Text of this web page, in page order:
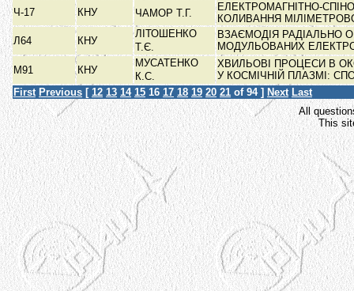
Ч-17
КНУ ЧАМОР Т.Г.
ЕЛЕКТРОМАГНІТНО-
КОЛИВАННЯ
Л64
КНУ
ЛІТОШЕНКО
Т.Є.
ВЗАЄМОДІЯ РАДІАЛЬНО
МОДУЛЬОВАНИХ
М91
КНУ
МУСАТЕНКО
К.С.
ХВИЛЬОВІ ПРОЦЕСИ В
У КОСМІЧНІЙ ПЛАЗМІ:
First Previous [ 12 13 14 15 16 17 18 19 20 21 of 94 ] Next Last
All
This